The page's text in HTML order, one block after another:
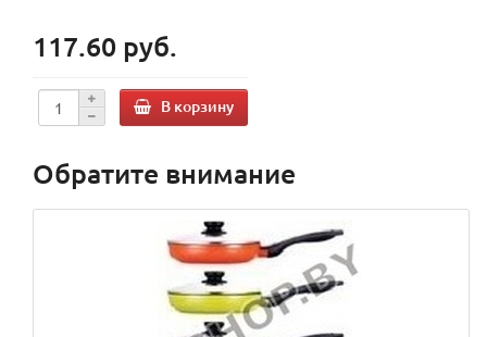
117.60 руб.
В корзину
Обратите внимание